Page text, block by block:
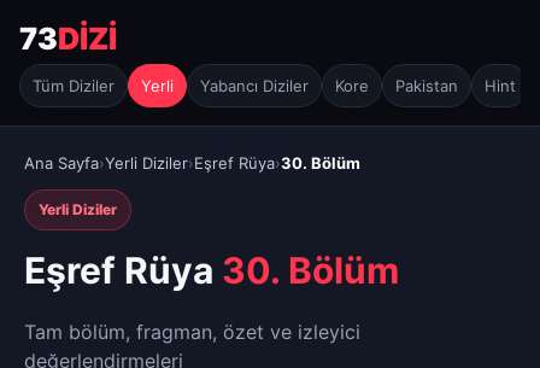
73DİZİ
Tüm Diziler Yerli Yabancı Diziler Kore Pakistan Hint
Ana Sayfa›Yerli Diziler›Eşref Rüya›30. Bölüm
Yerli Diziler
Eşref Rüya 30. Bölüm
Tam bölüm, fragman, özet ve izleyici
değerlendirmeleri